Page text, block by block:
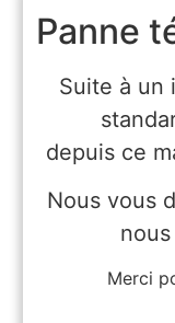
lancé
par
CDG48
pour
Marché
des
pour
compte
collectivités
Panne
Suite à un
depuis ce
Nous vous
Merci